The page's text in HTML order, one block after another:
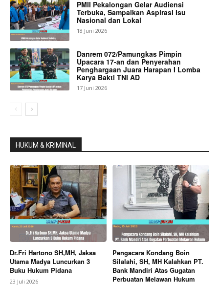
PMII Pekalongan Gelar Audiensi
Terbuka, Sampaikan Aspirasi Isu
Nasional dan Lokal
18 Juni 2026
Danrem 072/Pamungkas Pimpin
Upacara 17-an dan Penyerahan
Penghargaan Juara Harapan I Lomba
Karya Bakti TNI AD
17 Juni 2026
HUKUM & KRIMINAL
Dr.Fri Hartono SH,MH, Jaksa
Utama Madya Luncurkan 3
Buku Hukum Pidana
23 Juli 2026
Pengacara Kondang Boin
Silalahi, SH, MH Kalahkan PT.
Bank Mandiri Atas Gugatan
Perbuatan Melawan Hukum